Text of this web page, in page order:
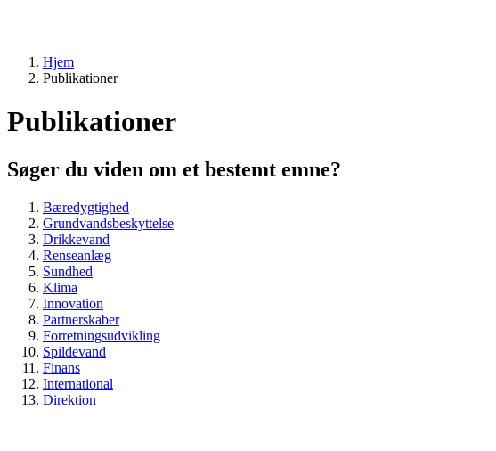
Hjem
Publikationer
Publikationer
Søger du viden om et bestemt emne?
Bæredygtighed
Grundvandsbeskyttelse
Drikkevand
Renseanlæg
Sundhed
Klima
Innovation
Partnerskaber
Forretningsudvikling
Spildevand
Finans
International
Direktion